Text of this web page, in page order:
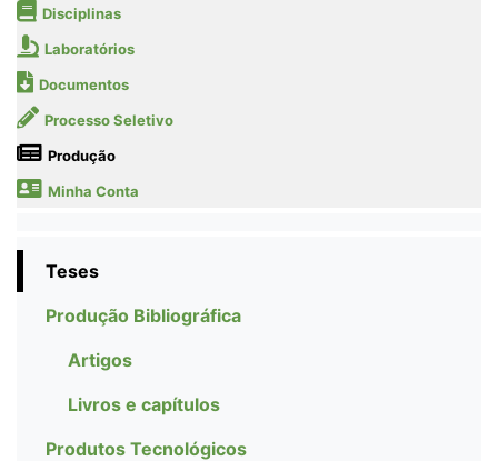
Disciplinas
Laboratórios
Documentos
Processo Seletivo
Produção
Minha Conta
Teses
Produção Bibliográfica
Artigos
Livros e capítulos
Produtos Tecnológicos